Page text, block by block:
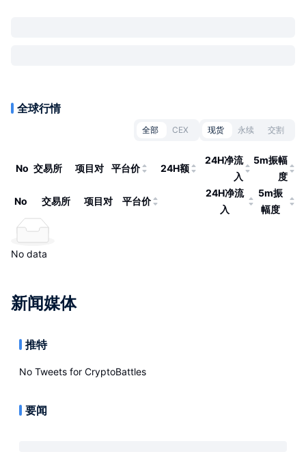
全球行情
全部 CEX 现货 永续 交割
No 交易所 项目对 平台价 24H额
24H净流
入
5m振幅
度
No 交易所 项目对 平台价
24H净流
入
5m振
幅度
No data
新闻媒体
推特
No Tweets for CryptoBattles
要闻